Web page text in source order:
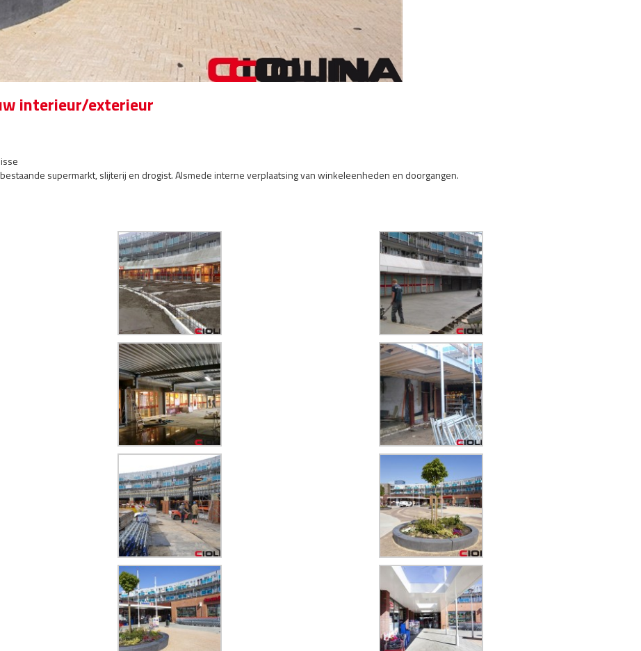
interieur/exterieur
supermarkt, slijterij en drogist. Alsmede interne verplaatsing van winkeleenheden en doorgangen.